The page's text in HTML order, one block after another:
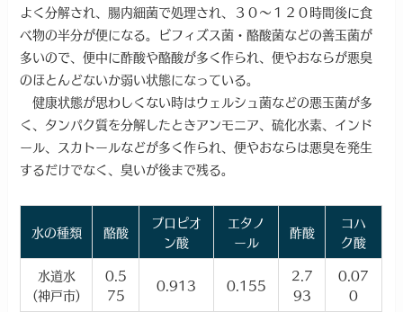
よく分解され、腸内細菌で処理され、３０～１２０時間後に食
べ物の半分が便になる。ビフィズス菌・酪酸菌などの善玉菌が
多いので、便中に酢酸や酪酸が多く作られ、便やおならが悪臭
のほとんどないか弱い状態になっている。
健康状態が思わしくない時はウェルシュ菌などの悪玉菌が多
く、タンパク質を分解したときアンモニア、硫化水素、インド
ール、スカトールなどが多く作られ、便やおならは悪臭を発生
するだけでなく、臭いが後まで残る。
水の種類 酪酸
プロピオ
ン酸
エタノ
ール
酢酸
コハ
ク酸
水道水
(神戸市)
0.5
75
0.913 0.155
2.7
93
0.07
0